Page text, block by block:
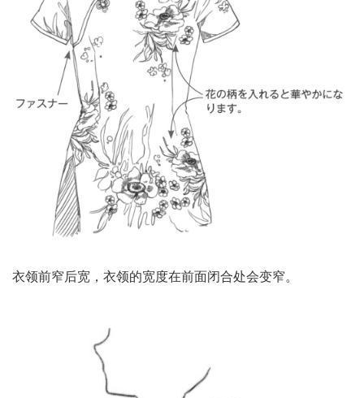
衣领前窄后宽，衣领的宽度在前面闭合处会变窄。